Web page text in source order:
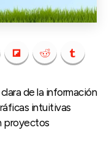
de la información
intuitivas
proyectos